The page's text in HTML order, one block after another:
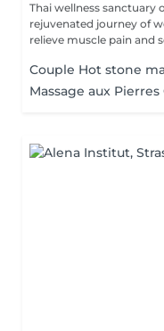
Thai wellness sanctuary
rejuvenated journey of well-being. Benefit
relieve muscle pain and
Couple Hot stone
Massage aux Pierres